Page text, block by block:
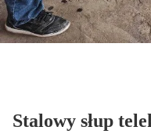
Stalowy słup